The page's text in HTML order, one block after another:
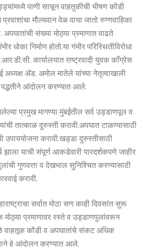
पाणी साचून वाहतुकीची भीषण कोंडी
प्रवाशांचा मौल्यवान वेळ वाया जातो रुग्णवाहिका
संख्या मोठ्या प्रमाणात वाढते
धोका निर्माण होतो.या गंभीर परिस्थितीविरोधा
कार्यालयात राष्ट्रवादी युवक काँग्रेस
अध्यक्ष ॲड. अमोल मातेले यांच्या नेतृत्वाखाली
आंदोलन करण्यात आले.
प्रमुख मागण्या मुंबईतील सर्व उड्डाणपूल व
तात्काळ दुरुस्ती करावी.अपघात टाळण्यासाठी
उपाययोजना करावी.खड्डा दुरुस्तीसाठी
झाला याची संपूर्ण आकडेवारी पारदर्शकपणे जाहीर
गुणवत्ता व देखभाल सुनिश्चित करण्यासाठी
करावी.
सर्वात मोठा सण काही दिवसांत सुरू
मोठ्या प्रमाणावर रस्ते व उड्डाणपुलांवरून
कोंडी व अपघातांचे संकट अधिक
हे आंदोलन करण्यात आले.